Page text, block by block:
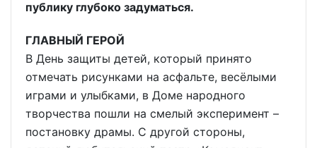
публику глубоко задуматься.
ГЛАВНЫЙ ГЕРОЙ
В День защиты детей, который принято
отмечать рисунками на асфальте, весёлыми
играми и улыбками, в Доме народного
творчества пошли на смелый эксперимент –
постановку драмы. С другой стороны,